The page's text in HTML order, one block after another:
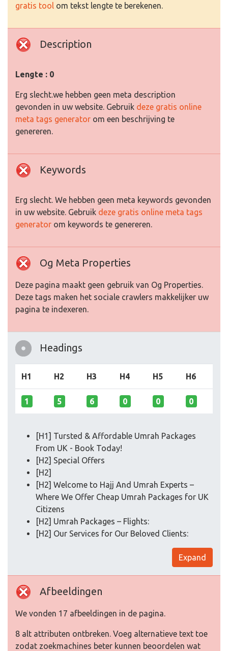
gratis tool om tekst lengte te berekenen.
Description
Lengte : 0
Erg slecht.we hebben geen meta description
gevonden in uw website. Gebruik deze gratis online
meta tags generator om een beschrijving te
genereren.
Keywords
Erg slecht. We hebben geen meta keywords gevonden
in uw website. Gebruik deze gratis online meta tags
generator om keywords te genereren.
Og Meta Properties
Deze pagina maakt geen gebruik van Og Properties.
Deze tags maken het sociale crawlers makkelijker uw
pagina te indexeren.
Headings
H1 H2 H3 H4 H5 H6
1 5 6 0 0 0
[H1] Tursted & Affordable Umrah Packages
From UK - Book Today!
[H2] Special Offers
[H2]
[H2] Welcome to Hajj And Umrah Experts –
Where We Offer Cheap Umrah Packages for UK
Citizens
[H2] Umrah Packages – Flights:
[H2] Our Services for Our Beloved Clients:
Expand
Afbeeldingen
We vonden 17 afbeeldingen in de pagina.
8 alt attributen ontbreken. Voeg alternatieve text toe
zodat zoekmachines beter kunnen beoordelen wat